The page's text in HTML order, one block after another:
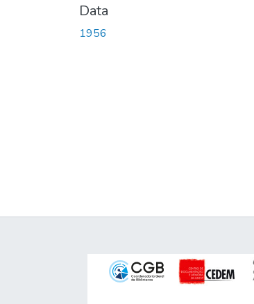
Data
1956